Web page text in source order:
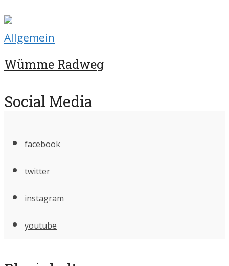
Allgemein
Wümme Radweg
Social Media
facebook
twitter
instagram
youtube